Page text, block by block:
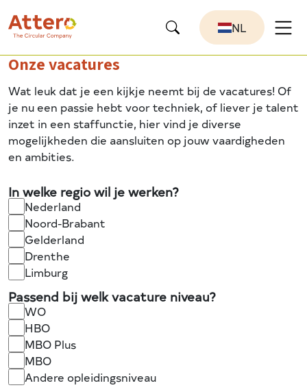
NL
Onze vacatures
Wat leuk dat je een kijkje neemt bij de vacatures! Of
je nu een passie hebt voor techniek, of liever je talent
inzet in een staffunctie, hier vind je diverse
mogelijkheden die aansluiten op jouw vaardigheden
en ambities.
In welke regio wil je werken?
Nederland
Noord-Brabant
Gelderland
Drenthe
Limburg
Passend bij welk vacature niveau?
WO
HBO
MBO Plus
MBO
Andere opleidingsniveau